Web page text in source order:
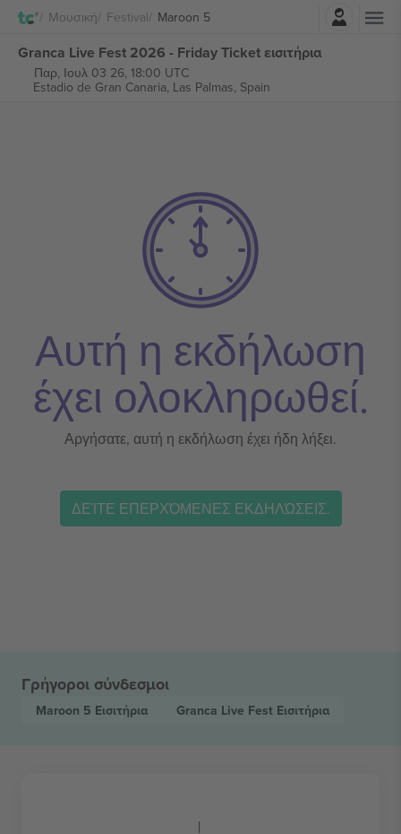
Μουσική Festival Maroon 5
Granca Live Fest 2026 - Friday Ticket εισιτήρια
Παρ, Ιουλ 03 26, 18:00 UTC
Estadio de Gran Canaria, Las Palmas, Spain
Αυτή η εκδήλωση
έχει ολοκληρωθεί.
Αργήσατε, αυτή η εκδήλωση έχει ήδη λήξει.
ΔΕΊΤΕ ΕΠΕΡΧΌΜΕΝΕΣ ΕΚΔΗΛΏΣΕΙΣ.
Γρήγοροι σύνδεσμοι
Maroon 5 Εισιτήρια Granca Live Fest Εισιτήρια